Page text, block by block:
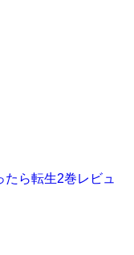
たら転生2巻レビュ